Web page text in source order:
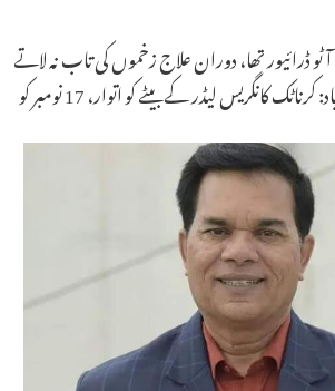
ڈرائیور تھا، دوران علاج زخموں کی تاب نہ لاتے
کانگریس لیڈر کے بیٹے کو اتوار، 17 نومبر کو